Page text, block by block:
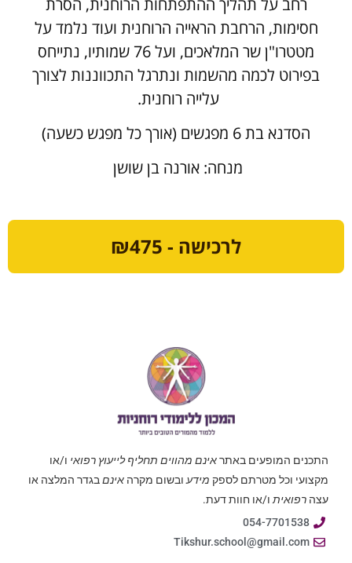
חסימות, הרחבת הראייה הרוחנית ועוד נלמד על
מטטרו"ן שר המלאכים, ועל 76 שמותיו, נתייחס
בפירוט לכמה מהשמות ונתרגל התכווננות לצורך
עלייה רוחנית.
הסדנא בת 6 מפגשים (אורך כל מפגש כשעה)
מנחה: אורנה בן שושן
לרכישה - ₪475
התכנים המופעים באתראינם מהווים תחליף לייעוץ רפואי ו/או
מקצועי וכל מטרתם לספק מידעובשום מקרה אינםבגדר המלצה או
עצה רפואיתו/או חוות דעת.
054-7701538
Tikshur.school@gmail.com